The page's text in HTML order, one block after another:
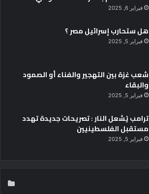
فبراير 6, 2025
هل ستحارب إسرائيل مصر ؟
فبراير 5, 2025
شعب غزة بين التهجير والفناء أو الصمود
والبقاء
فبراير 5, 2025
ترامب يُشعل النار : تصريحات جديدة تهدد
مستقبل الفلسطينيين
فبراير 5, 2025